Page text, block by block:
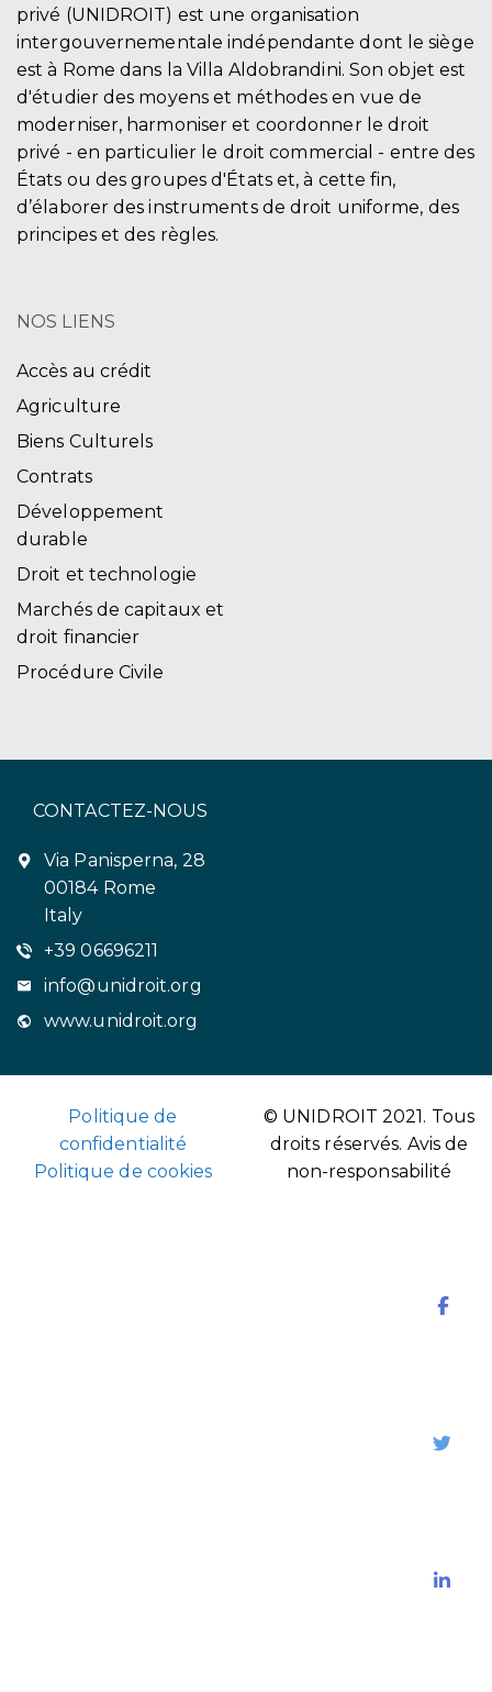
privé (UNIDROIT) est une organisation
intergouvernementale indépendante dont le siège
est à Rome dans la Villa Aldobrandini. Son objet est
d'étudier des moyens et méthodes en vue de
moderniser, harmoniser et coordonner le droit
privé - en particulier le droit commercial - entre des
États ou des groupes d'États et, à cette fin,
d’élaborer des instruments de droit uniforme, des
principes et des règles.
NOS LIENS
Accès au crédit
Agriculture
Biens Culturels
Contrats
Développement
durable
Droit et technologie
Marchés de capitaux et
droit financier
Procédure Civile
CONTACTEZ-NOUS
Via Panisperna, 28
00184 Rome
Italy
+39 06696211
info@unidroit.org
www.unidroit.org
Politique de
confidentialité
Politique de cookies
© UNIDROIT 2021. Tous
droits réservés. Avis de
non-responsabilité